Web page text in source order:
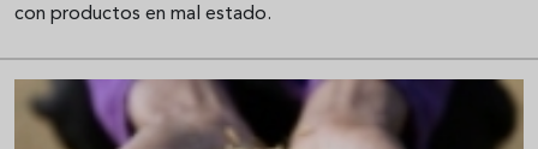
con productos en mal estado.